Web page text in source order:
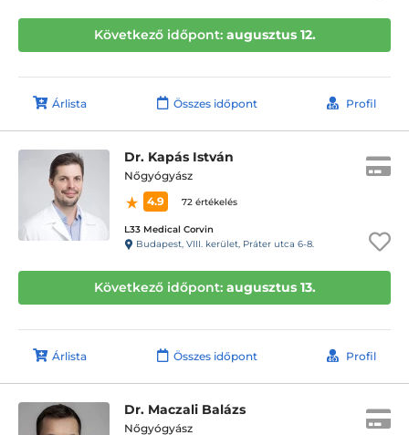
Következő időpont: augusztus 12.
Árlista Összes időpont Profil
Dr. Kapás István
Nőgyógyász
4.9
72 értékelés
L33 Medical Corvin
Budapest, VIII. kerület, Práter utca 6-8.
Következő időpont: augusztus 13.
Árlista Összes időpont Profil
Dr. Maczali Balázs
Nőgyógyász